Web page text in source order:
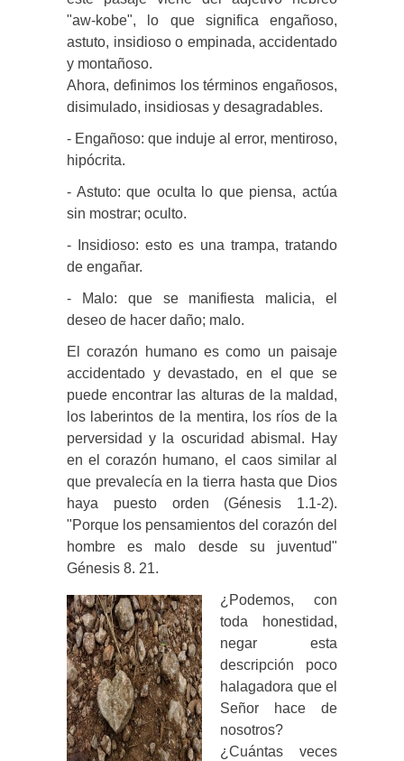
"aw-kobe", lo que significa engañoso,
astuto, insidioso o empinada, accidentado
y montañoso.
Ahora, definimos los términos engañosos,
disimulado, insidiosas y desagradables.
- Engañoso: que induje al error, mentiroso,
hipócrita.
- Astuto: que oculta lo que piensa, actúa
sin mostrar; oculto.
- Insidioso: esto es una trampa, tratando
de engañar.
- Malo: que se manifiesta malicia, el
deseo de hacer daño; malo.
El corazón humano es como un paisaje
accidentado y devastado, en el que se
puede encontrar las alturas de la maldad,
los laberintos de la mentira, los ríos de la
perversidad y la oscuridad abismal. Hay
en el corazón humano, el caos similar al
que prevalecía en la tierra hasta que Dios
haya puesto orden (Génesis 1.1-2).
"Porque los pensamientos del corazón del
hombre es malo desde su juventud"
Génesis 8. 21.
¿Podemos, con
toda honestidad,
negar esta
descripción poco
halagadora que el
Señor hace de
nosotros?
¿Cuántas veces